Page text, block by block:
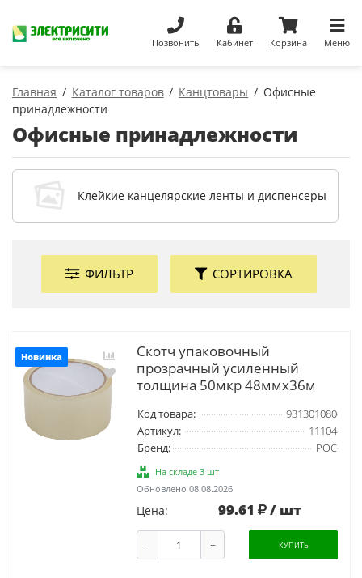
Позвонить Кабинет Корзина Меню
Главная Каталог товаров Канцтовары
Офисные
принадлежности
Офисные принадлежности
Клейкие канцелярские ленты и диспенсеры
ФИЛЬТР СОРТИРОВКА
Новинка
Скотч упаковочный
прозрачный усиленный
толщина 50мкр 48ммх36м
Код товара:
931301080
Артикул:
11104
Бренд:
РОС
На складе 3 шт
Обновлено 08.08.2026
Цена: 99.61 / шт
- + КУПИТЬ